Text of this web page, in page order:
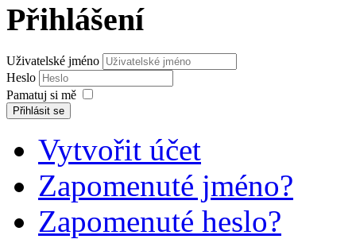
Přihlášení
Uživatelské jméno
Heslo
Pamatuj si mě
Přihlásit se
Vytvořit účet
Zapomenuté jméno?
Zapomenuté heslo?